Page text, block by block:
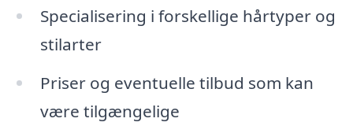
Specialisering i forskellige hårtyper og
stilarter
Priser og eventuelle tilbud som kan
være tilgængelige